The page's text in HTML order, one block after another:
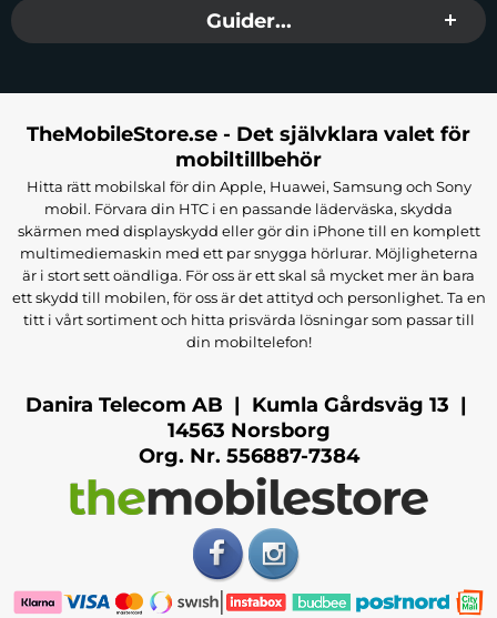
Guider...
TheMobileStore.se - Det självklara valet för
mobiltillbehör
Hitta rätt mobilskal för din Apple, Huawei, Samsung och Sony
mobil. Förvara din HTC i en passande läderväska, skydda
skärmen med displayskydd eller gör din iPhone till en komplett
multimediemaskin med ett par snygga hörlurar. Möjligheterna
är i stort sett oändliga. För oss är ett skal så mycket mer än bara
ett skydd till mobilen, för oss är det attityd och personlighet. Ta en
titt i vårt sortiment och hitta prisvärda lösningar som passar till
din mobiltelefon!
Danira Telecom AB | Kumla Gårdsväg 13 |
14563 Norsborg
Org. Nr. 556887-7384